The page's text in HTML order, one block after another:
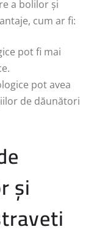
a bolilor și
cum ar fi:
pot fi mai
pot avea
de dăunători
și